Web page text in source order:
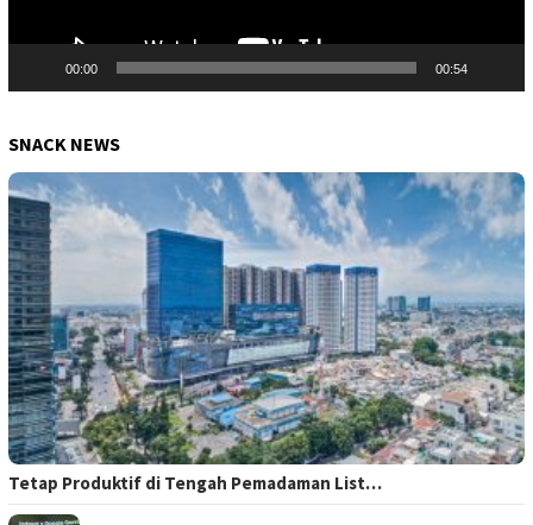
00:00 00:54
SNACK NEWS
Tetap Produktif di Tengah Pemadaman List…